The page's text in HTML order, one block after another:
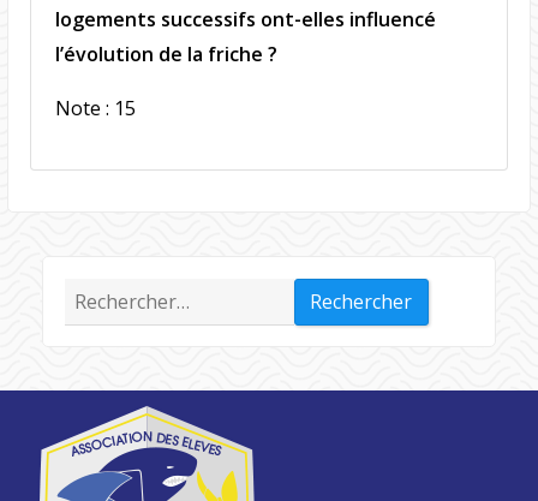
logements successifs ont-elles influencé
l’évolution de la friche ?
Note : 15
Rechercher :